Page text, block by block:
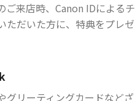
ご来店時、Canon IDによるチ
ただいた方に、特典をプレゼ
グリーティングカードなどざ